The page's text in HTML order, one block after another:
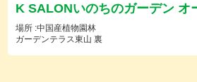
K SALONいのちのガーデン オ
場所 :中国産植物園林
ガーデンテラス東山 裏